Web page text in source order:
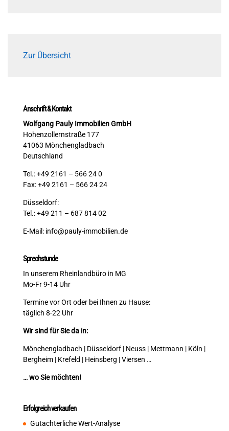
Zur Übersicht
Anschrift & Kontakt
Wolfgang Pauly Immobilien GmbH
Hohenzollernstraße 177
41063 Mönchengladbach
Deutschland
Tel.: +49 2161 – 566 24 0
Fax: +49 2161 – 566 24 24
Düsseldorf:
Tel.: +49 211 – 687 814 02
E-Mail: info@pauly-immobilien.de
Sprechstunde
In unserem Rheinlandbüro in MG
Mo-Fr 9-14 Uhr
Termine vor Ort oder bei Ihnen zu Hause:
täglich 8-22 Uhr
Wir sind für Sie da in:
Mönchengladbach | Düsseldorf | Neuss | Mettmann | Köln |
Bergheim | Krefeld | Heinsberg | Viersen …
… wo Sie möchten!
Erfolgreich verkaufen
Gutachterliche Wert-Analyse